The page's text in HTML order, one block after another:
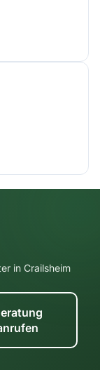
in Crailsheim